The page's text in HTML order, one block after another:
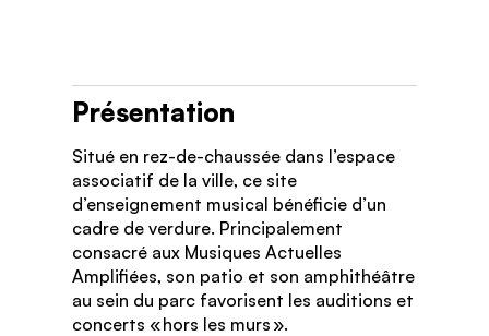
Présentation
Situé en rez-de-chaussée dans l’espace
associatif de la ville, ce site
d’enseignement musical bénéficie d’un
cadre de verdure. Principalement
consacré aux Musiques Actuelles
Amplifiées, son patio et son amphithéâtre
au sein du parc favorisent les auditions et
concerts « hors les murs ».